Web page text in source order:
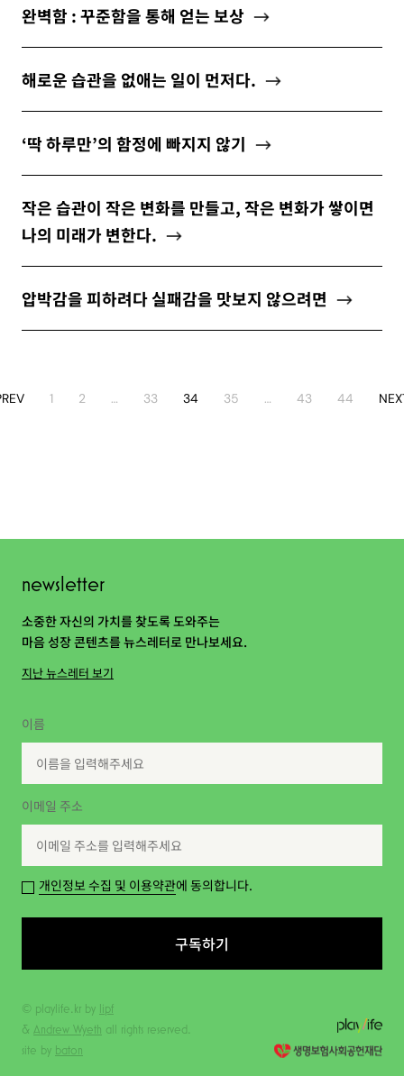
완벽함 : 꾸준함을 통해 얻는 보상
해로운 습관을 없애는 일이 먼저다.
‘딱 하루만’의 함정에 빠지지 않기
작은 습관이 작은 변화를 만들고, 작은 변화가 쌓이면
나의 미래가 변한다.
압박감을 피하려다 실패감을 맛보지 않으려면
1 2 … 33 34 35 … 43 44
newsletter
소중한 자신의 가치를 찾도록 도와주는
마음 성장 콘텐츠를 뉴스레터로 만나보세요.
지난 뉴스레터 보기
이름
이메일 주소
개인정보 수집 및 이용약관에 동의합니다.
구독하기
© playlife.kr by lipf
& Andrew Wyeth all rights reserved.
site by baton